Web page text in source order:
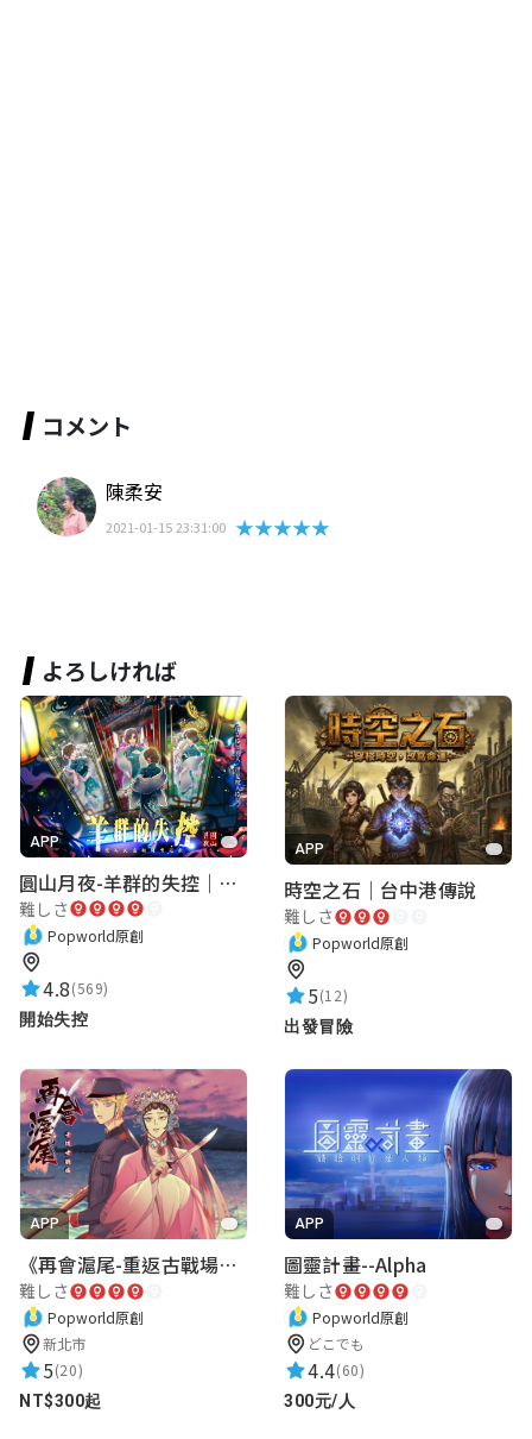
コメント
陳柔安
2021-01-15 23:31:00 ★★★★★
よろしければ
APP
圓山月夜-羊群的失控｜圓山飯店 ARG實境解謎遊戲
難しさ
Popworld原創
4.8(569)
開始失控
APP
時空之石｜台中港傳說
難しさ
Popworld原創
5(12)
出發冒險
APP
《再會滬尾-重返古戰場》｜淡水老街實境遊戲｜實體遊戲盒
難しさ
Popworld原創
新北市
5(20)
NT$300起
APP
圖靈計畫--Alpha
難しさ
Popworld原創
どこでも
4.4(60)
300元/人